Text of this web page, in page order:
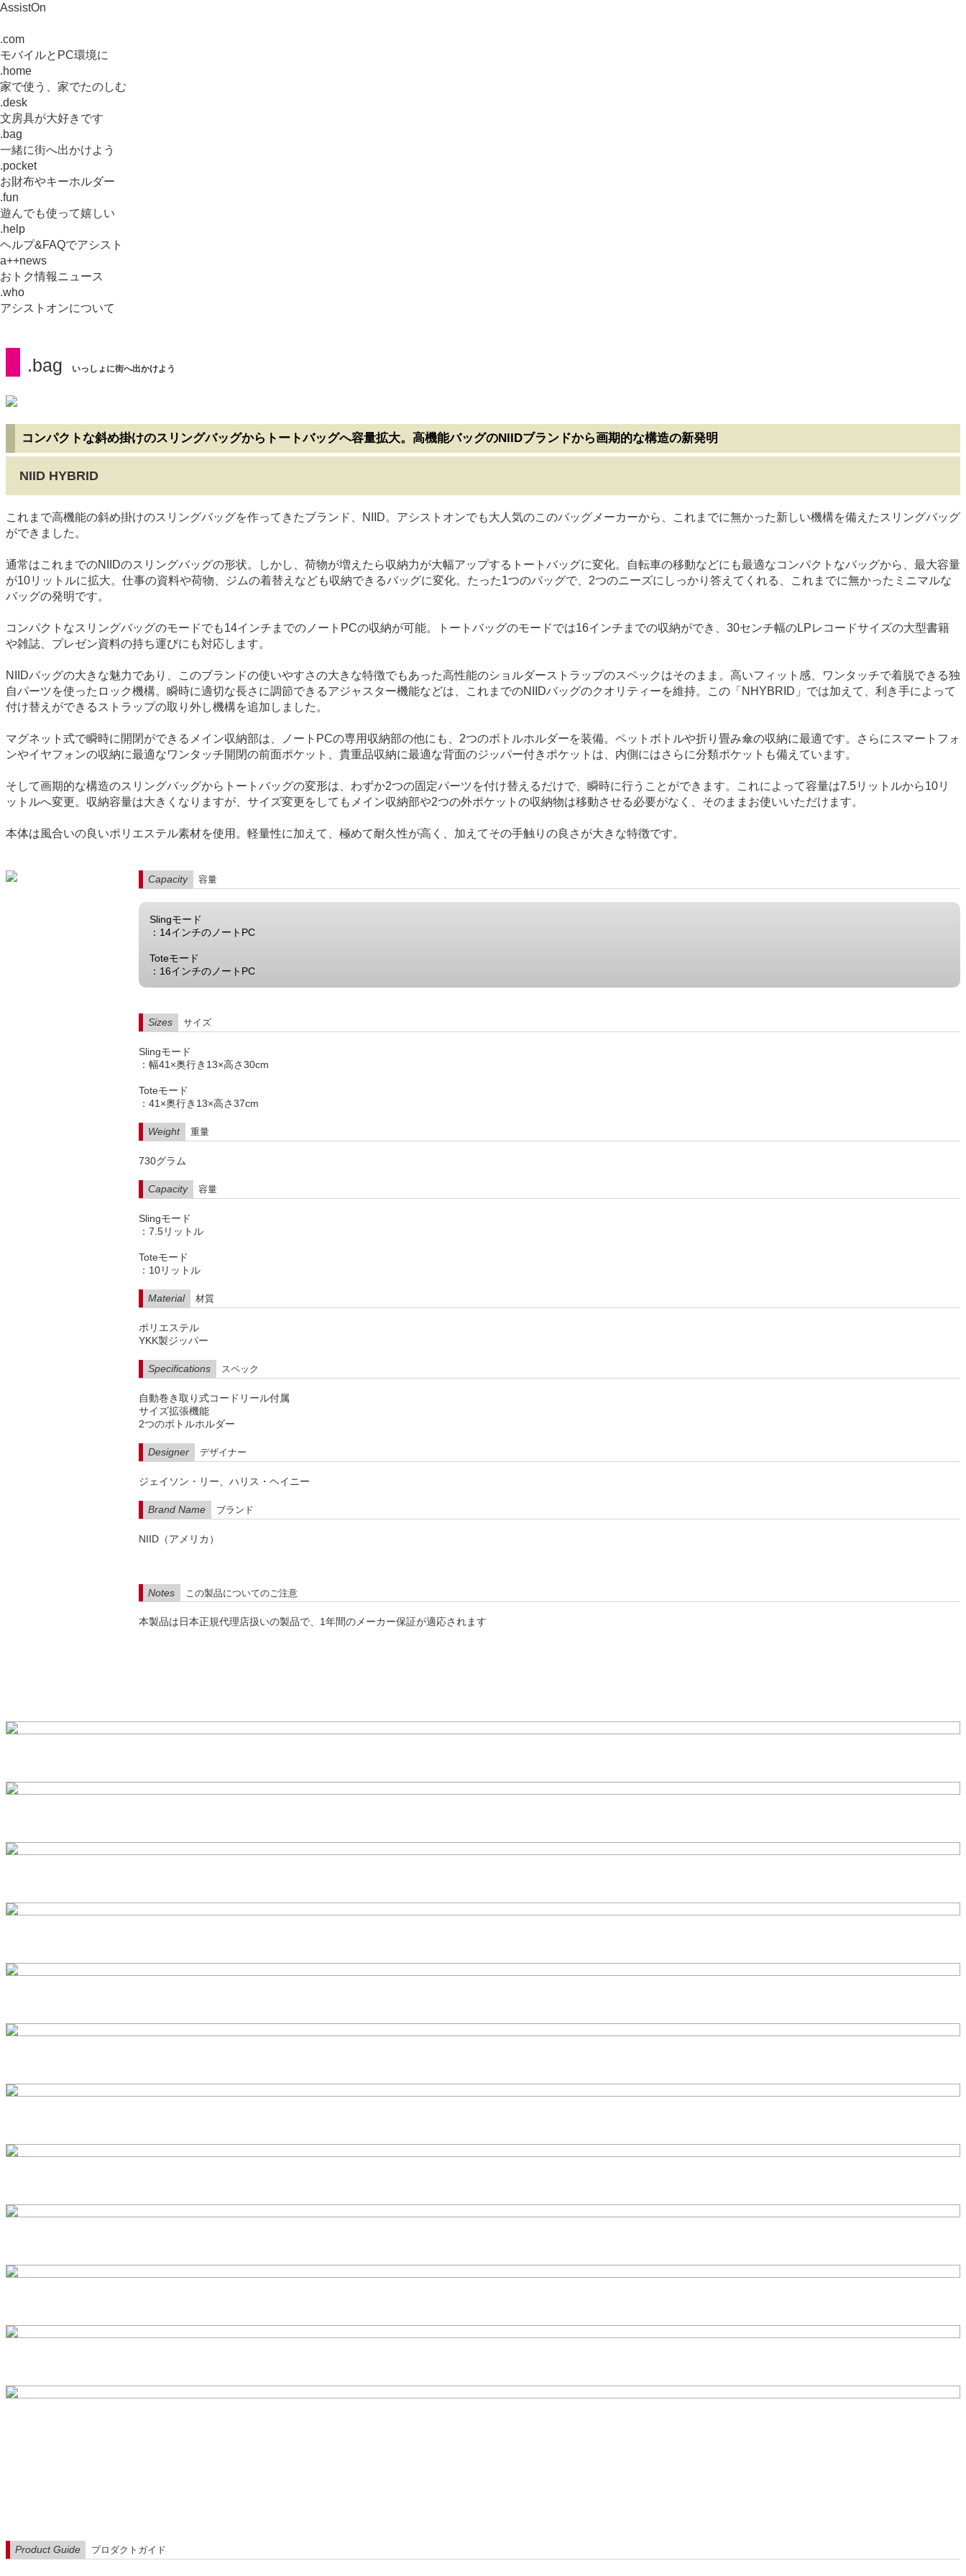
.bag いっしょに街へ出かけよう
コンパクトな斜め掛けのスリングバッグからトートバッグへ容量拡大。高機能バッグのNIIDブランドから画期的な構造の新発明
NIID HYBRID
これまで高機能の斜め掛けのスリングバッグを作ってきたブランド、NIID。アシストオンでも大人気のこのバッグメーカーから、これまでに無かった新しい機構を備えたスリングバッグ
ができました。
通常はこれまでのNIIDのスリングバッグの形状。しかし、荷物が増えたら収納力が大幅アップするトートバッグに変化。自転車の移動などにも最適なコンパクトなバッグから、最大容量
が10リットルに拡大。仕事の資料や荷物、ジムの着替えなども収納できるバッグに変化。たった1つのバッグで、2つのニーズにしっかり答えてくれる、これまでに無かったミニマルな
バッグの発明です。
コンパクトなスリングバッグのモードでも14インチまでのノートPCの収納が可能。トートバッグのモードでは16インチまでの収納ができ、30センチ幅のLPレコードサイズの大型書籍
や雑誌、プレゼン資料の持ち運びにも対応します。
NIIDバッグの大きな魅力であり、このブランドの使いやすさの大きな特徴でもあった高性能のショルダーストラップのスペックはそのまま。高いフィット感、ワンタッチで着脱できる独
自パーツを使ったロック機構。瞬時に適切な長さに調節できるアジャスター機能などは、これまでのNIIDバッグのクオリティーを維持。この「NHYBRID」では加えて、利き手によって
付け替えができるストラップの取り外し機構を追加しました。
マグネット式で瞬時に開閉ができるメイン収納部は、ノートPCの専用収納部の他にも、2つのボトルホルダーを装備。ペットボトルや折り畳み傘の収納に最適です。さらにスマートフォ
ンやイヤフォンの収納に最適なワンタッチ開閉の前面ポケット、貴重品収納に最適な背面のジッパー付きポケットは、内側にはさらに分類ポケットも備えています。
そして画期的な構造のスリングバッグからトートバッグの変形は、わずか2つの固定パーツを付け替えるだけで、瞬時に行うことができます。これによって容量は7.5リットルから10リ
ットルへ変更。収納容量は大きくなりますが、サイズ変更をしてもメイン収納部や2つの外ポケットの収納物は移動させる必要がなく、そのままお使いいただけます。
本体は風合いの良いポリエステル素材を使用。軽量性に加えて、極めて耐久性が高く、加えてその手触りの良さが大きな特徴です。
Capacity 容量
Slingモード
：14インチのノートPC
Toteモード
：16インチのノートPC
Sizes サイズ
Slingモード
：幅41×奥行き13×高さ30cm
Toteモード
：41×奥行き13×高さ37cm
Weight 重量
730グラム
Capacity 容量
Slingモード
：7.5リットル
Toteモード
：10リットル
Material 材質
ポリエステル
YKK製ジッパー
Specifications スペック
自動巻き取り式コードリール付属
サイズ拡張機能
2つのボトルホルダー
Designer デザイナー
ジェイソン・リー、ハリス・ヘイニー
Brand Name ブランド
NIID（アメリカ）
Notes この製品についてのご注意
本製品は日本正規代理店扱いの製品で、1年間のメーカー保証が適応されます
Product Guide プロダクトガイド
AssistOn
.com
モバイルとPC環境に
.home
家で使う、家でたのしむ
.desk
文房具が大好きです
.bag
一緒に街へ出かけよう
.pocket
お財布やキーホルダー
.fun
遊んでも使って嬉しい
.help
ヘルプ&FAQでアシスト
a++news
おトク情報ニュース
.who
アシストオンについて